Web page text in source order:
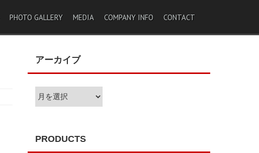
PHOTO GALLERY MEDIA COMPANY INFO CONTACT
アーカイブ
PRODUCTS